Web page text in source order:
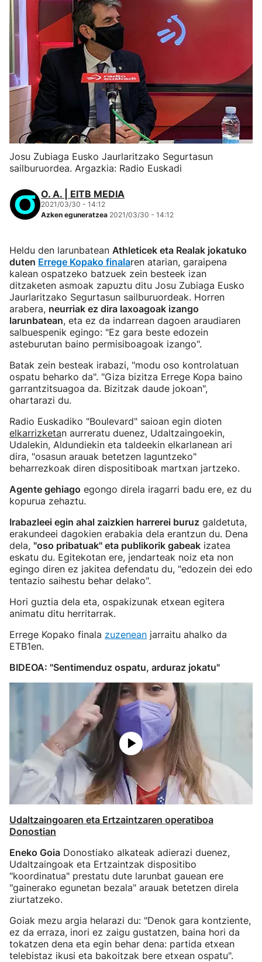
Josu Zubiaga Eusko Jaurlaritzako Segurtasun
sailburuordea. Argazkia: Radio Euskadi
O. A. | EITB MEDIA
2021/03/30 - 14:12
Azken eguneratzea 2021/03/30 - 14:12
Heldu den larunbatean Athleticek eta Realak jokatuko
duten Errege Kopako finalaren atarian, garaipena
kalean ospatzeko batzuek zein besteek izan
ditzaketen asmoak zapuztu ditu Josu Zubiaga Eusko
Jaurlaritzako Segurtasun sailburuordeak. Horren
arabera, neurriak ez dira laxoagoak izango
larunbatean, eta ez da indarrean dagoen araudiaren
salbuespenik egingo: "Ez gara beste edozein
asteburutan baino permisiboagoak izango".
Batak zein besteak irabazi, "modu oso kontrolatuan
ospatu beharko da". "Giza bizitza Errege Kopa baino
garrantzitsuagoa da. Bizitzak daude jokoan",
ohartarazi du.
Radio Euskadiko "Boulevard" saioan egin dioten
elkarrizketan aurreratu duenez, Udaltzaingoekin,
Udalekin, Aldundiekin eta taldeekin elkarlanean ari
dira, "osasun arauak betetzen laguntzeko"
beharrezkoak diren dispositiboak martxan jartzeko.
Agente gehiago egongo direla iragarri badu ere, ez du
kopurua zehaztu.
Irabazleei egin ahal zaizkien harrerei buruz galdetuta,
erakundeei dagokien erabakia dela erantzun du. Dena
dela, "oso pribatuak" eta publikorik gabeak izatea
eskatu du. Egitekotan ere, jendarteak noiz eta non
egingo diren ez jakitea defendatu du, "edozein dei edo
tentazio saihestu behar delako".
Hori guztia dela eta, ospakizunak etxean egitera
animatu ditu herritarrak.
Errege Kopako finala zuzenean jarraitu ahalko da
ETB1en.
BIDEOA: "Sentimenduz ospatu, arduraz jokatu"
Udaltzaingoaren eta Ertzaintzaren operatiboa
Donostian
Eneko Goia Donostiako alkateak adierazi duenez,
Udaltzaingoak eta Ertzaintzak dispositibo
"koordinatua" prestatu dute larunbat gauean ere
"gainerako egunetan bezala" arauak betetzen direla
ziurtatzeko.
Goiak mezu argia helarazi du: "Denok gara kontziente,
ez da erraza, inori ez zaigu gustatzen, baina hori da
tokatzen dena eta egin behar dena: partida etxean
telebistaz ikusi eta bakoitzak bere etxean ospatu".